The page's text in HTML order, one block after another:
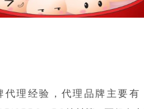
理经验，代理品牌主要有